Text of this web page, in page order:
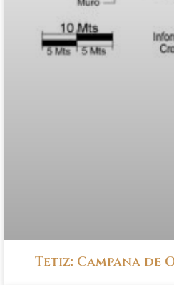
Tetiz: Campana de